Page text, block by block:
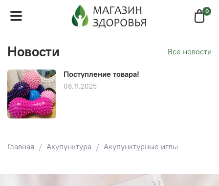
0
Главная Акупунктура Акупунктурные иглы
Новости Все новости
Поступление товара!
08.11.2025